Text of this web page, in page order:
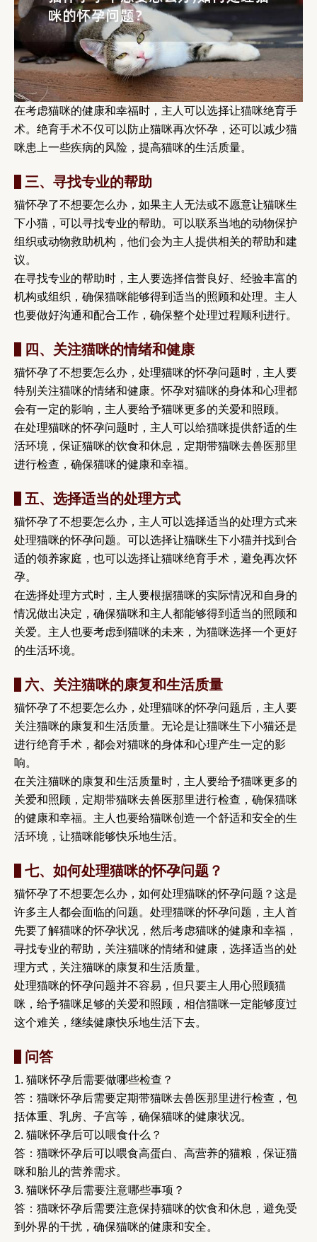
在考虑猫咪的健康和幸福时，主人可以选择让猫咪绝育手
术。绝育手术不仅可以防止猫咪再次怀孕，还可以减少猫
咪患上一些疾病的风险，提高猫咪的生活质量。
三、寻找专业的帮助
猫怀孕了不想要怎么办，如果主人无法或不愿意让猫咪生
下小猫，可以寻找专业的帮助。可以联系当地的动物保护
组织或动物救助机构，他们会为主人提供相关的帮助和建
议。
在寻找专业的帮助时，主人要选择信誉良好、经验丰富的
机构或组织，确保猫咪能够得到适当的照顾和处理。主人
也要做好沟通和配合工作，确保整个处理过程顺利进行。
四、关注猫咪的情绪和健康
猫怀孕了不想要怎么办，处理猫咪的怀孕问题时，主人要
特别关注猫咪的情绪和健康。怀孕对猫咪的身体和心理都
会有一定的影响，主人要给予猫咪更多的关爱和照顾。
在处理猫咪的怀孕问题时，主人可以给猫咪提供舒适的生
活环境，保证猫咪的饮食和休息，定期带猫咪去兽医那里
进行检查，确保猫咪的健康和幸福。
五、选择适当的处理方式
猫怀孕了不想要怎么办，主人可以选择适当的处理方式来
处理猫咪的怀孕问题。可以选择让猫咪生下小猫并找到合
适的领养家庭，也可以选择让猫咪绝育手术，避免再次怀
孕。
在选择处理方式时，主人要根据猫咪的实际情况和自身的
情况做出决定，确保猫咪和主人都能够得到适当的照顾和
关爱。主人也要考虑到猫咪的未来，为猫咪选择一个更好
的生活环境。
六、关注猫咪的康复和生活质量
猫怀孕了不想要怎么办，处理猫咪的怀孕问题后，主人要
关注猫咪的康复和生活质量。无论是让猫咪生下小猫还是
进行绝育手术，都会对猫咪的身体和心理产生一定的影
响。
在关注猫咪的康复和生活质量时，主人要给予猫咪更多的
关爱和照顾，定期带猫咪去兽医那里进行检查，确保猫咪
的健康和幸福。主人也要给猫咪创造一个舒适和安全的生
活环境，让猫咪能够快乐地生活。
七、如何处理猫咪的怀孕问题？
猫怀孕了不想要怎么办，如何处理猫咪的怀孕问题？这是
许多主人都会面临的问题。处理猫咪的怀孕问题，主人首
先要了解猫咪的怀孕状况，然后考虑猫咪的健康和幸福，
寻找专业的帮助，关注猫咪的情绪和健康，选择适当的处
理方式，关注猫咪的康复和生活质量。
处理猫咪的怀孕问题并不容易，但只要主人用心照顾猫
咪，给予猫咪足够的关爱和照顾，相信猫咪一定能够度过
这个难关，继续健康快乐地生活下去。
问答
1. 猫咪怀孕后需要做哪些检查？
答：猫咪怀孕后需要定期带猫咪去兽医那里进行检查，包
括体重、乳房、子宫等，确保猫咪的健康状况。
2. 猫咪怀孕后可以喂食什么？
答：猫咪怀孕后可以喂食高蛋白、高营养的猫粮，保证猫
咪和胎儿的营养需求。
3. 猫咪怀孕后需要注意哪些事项？
答：猫咪怀孕后需要注意保持猫咪的饮食和休息，避免受
到外界的干扰，确保猫咪的健康和安全。